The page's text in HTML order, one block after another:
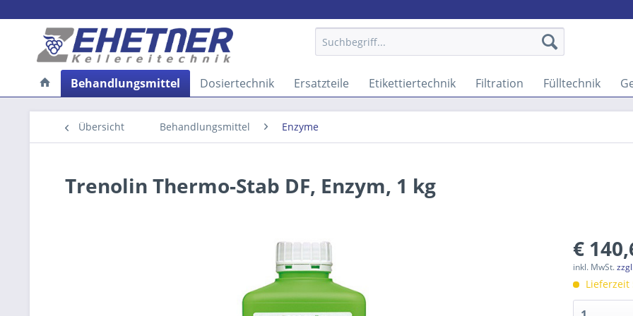
Behandlungsmittel Dosiertechnik Ersatzteile Etikettiertechnik Filtration Fülltechnik
Übersicht Behandlungsmittel Enzyme
Trenolin Thermo-Stab DF, Enzym, 1 kg
€
inkl. MwSt.
Lieferzeit